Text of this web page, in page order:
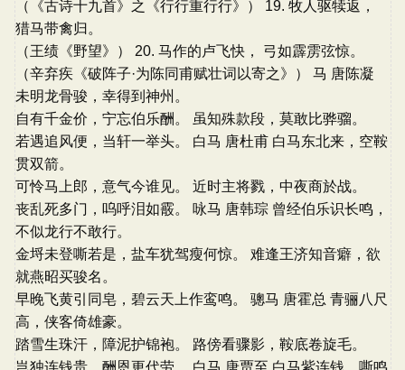
（《古诗十九首》之《行行重行行》） 19. 牧人驱犊返，
猎马带禽归。
（王绩《野望》） 20. 马作的卢飞快， 弓如霹雳弦惊。
（辛弃疾《破阵子·为陈同甫赋壮词以寄之》） 马 唐陈凝
未明龙骨骏，幸得到神州。
自有千金价，宁忘伯乐酬。 虽知殊款段，莫敢比骅骝。
若遇追风便，当轩一举头。 白马 唐杜甫 白马东北来，空鞍
贯双箭。
可怜马上郎，意气今谁见。 近时主将戮，中夜商於战。
丧乱死多门，呜呼泪如霰。 咏马 唐韩琮 曾经伯乐识长鸣，
不似龙行不敢行。
金埒未登嘶若是，盐车犹驾瘦何惊。 难逢王济知音癖，欲
就燕昭买骏名。
早晚飞黄引同皂，碧云天上作鸾鸣。 骢马 唐霍总 青骊八尺
高，侠客倚雄豪。
踏雪生珠汗，障泥护锦袍。 路傍看骤影，鞍底卷旋毛。
岂独连钱贵，酬恩更代劳。 白马 唐贾至 白马紫连钱，嘶鸣